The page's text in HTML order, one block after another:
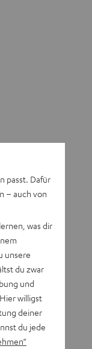
passt. Dafür
– auch von
was dir
unsere
du zwar
und
willigst
deiner
du jede